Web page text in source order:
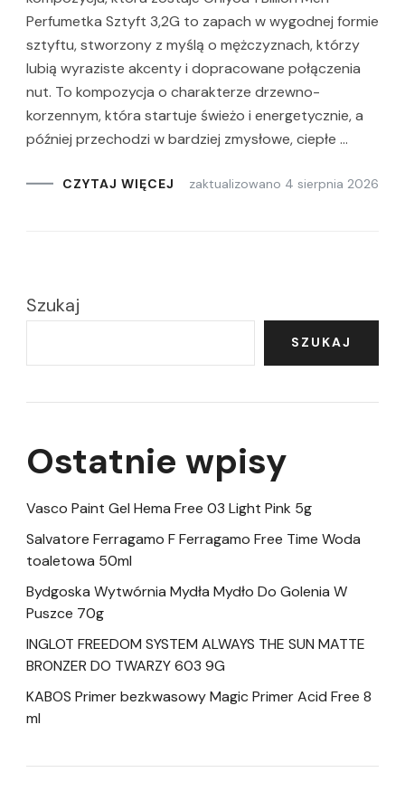
Perfumetka Sztyft 3,2G to zapach w wygodnej formie
sztyftu, stworzony z myślą o mężczyznach, którzy
lubią wyraziste akcenty i dopracowane połączenia
nut. To kompozycja o charakterze drzewno-
korzennym, która startuje świeżo i energetycznie, a
później przechodzi w bardziej zmysłowe, ciepłe …
CZYTAJ WIĘCEJ zaktualizowano 4 sierpnia 2026
Szukaj
SZUKAJ
Ostatnie wpisy
Vasco Paint Gel Hema Free 03 Light Pink 5g
Salvatore Ferragamo F Ferragamo Free Time Woda
toaletowa 50ml
Bydgoska Wytwórnia Mydła Mydło Do Golenia W
Puszce 70g
INGLOT FREEDOM SYSTEM ALWAYS THE SUN MATTE
BRONZER DO TWARZY 603 9G
KABOS Primer bezkwasowy Magic Primer Acid Free 8
ml